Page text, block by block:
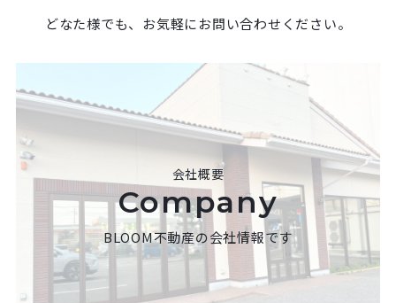
どなた様でも、お気軽にお問い合わせください。
会社概要
Company
BLOOM不動産の会社情報です